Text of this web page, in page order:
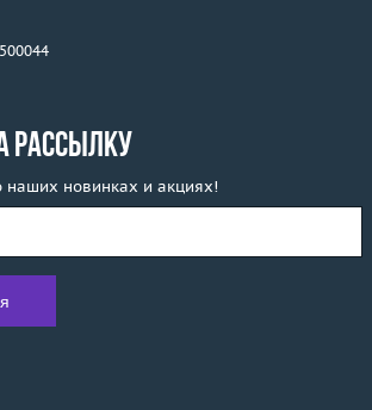
РАССЫЛКУ
наших новинках и акциях!